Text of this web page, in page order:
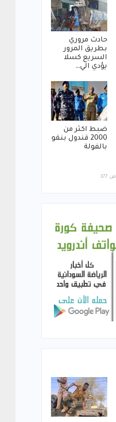
حادث مروري
بطريق المرور
السريع كسلا
يؤدي الي…
ضبط اكثر من
2000 قندول بنقو
بالفولة